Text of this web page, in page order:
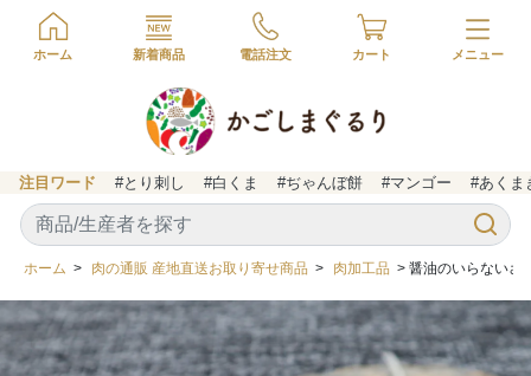
ホーム 新着商品 電話注文 カート
注目ワード #とり刺し #白くま #ぢゃんぼ餅 #マンゴー #あくま
ホーム > 肉の通販 産地直送お取り寄せ商品 > 肉加工品 > 醤油のいらない